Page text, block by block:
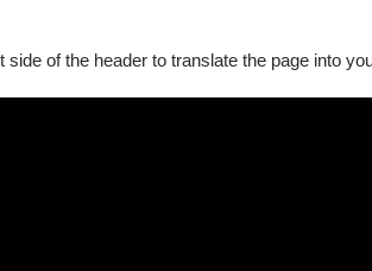
of the header to translate the page into